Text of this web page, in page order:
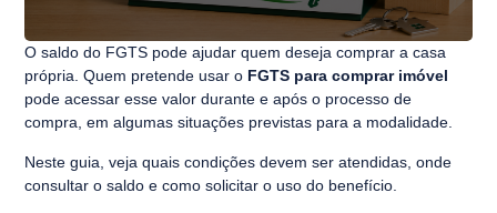
O saldo do FGTS pode ajudar quem deseja comprar a casa
própria. Quem pretende usar o FGTS para comprar imóvel
pode acessar esse valor durante e após o processo de
compra, em algumas situações previstas para a modalidade.
Neste guia, veja quais condições devem ser atendidas, onde
consultar o saldo e como solicitar o uso do benefício.